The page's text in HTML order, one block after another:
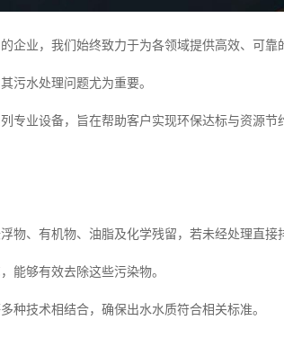
企业，我们始终致力于为各领域提供高效、可靠
污水处理问题尤为重要。
专业设备，旨在帮助客户实现环保达标与资源节
物、有机物、油脂及化学残留，若未经处理直
能够有效去除这些污染物。
种技术相结合，确保出水水质符合相关标准。